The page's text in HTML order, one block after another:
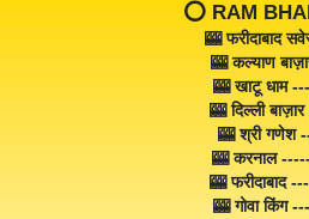
⭕️ RAM
🎰 फरीदाबाद
🎰 कल्याण
🎰 खाटू धाम
🎰 दिल्ली
🎰 श्री गणेश
🎰 करनाल
🎰 फरीदाबाद
🎰 गोवा किंग